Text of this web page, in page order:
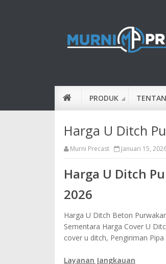
PRODUK
Harga U Ditch
Murni Precast Januari 15,
Harga U Ditch
2026
Harga U Ditch Beton
Sementara Harga Cover U
cover u ditch, Pengiriman
Layanan Jangkauan